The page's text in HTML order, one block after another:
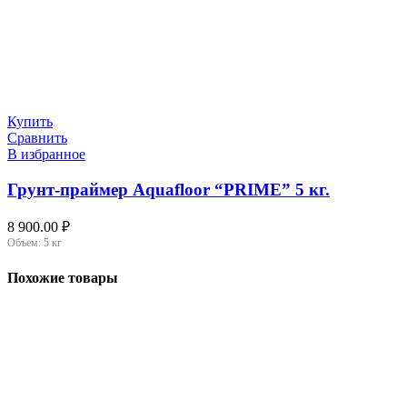
Купить
Сравнить
В избранное
Грунт-праймер Aquafloor “PRIME” 5 кг.
8 900.00 ₽
Объем: 5 кг
Похожие товары